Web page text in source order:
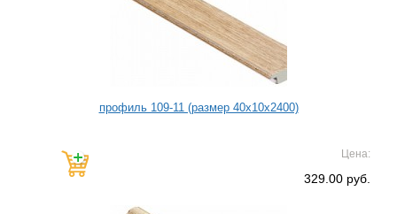
профиль 109-11 (размер 40х10х2400)
Цена:
329.00 руб.